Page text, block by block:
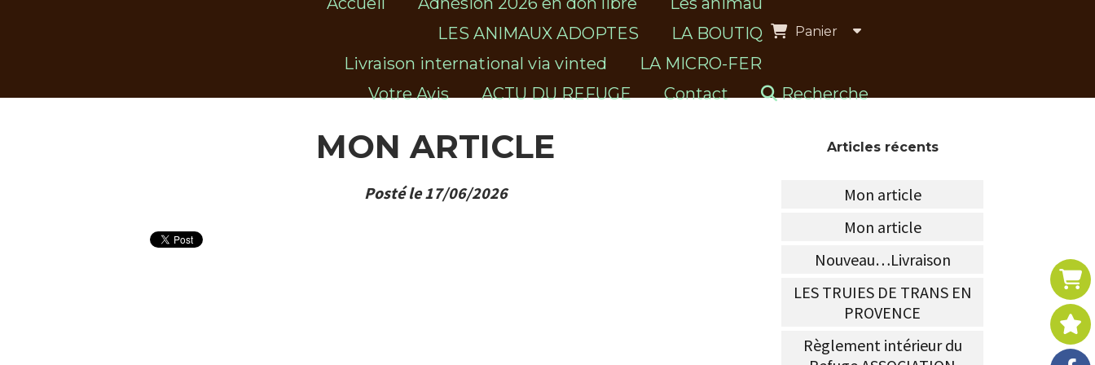
LES ANIMAUX ADOPTES
LA BOUTIQUE du refuge
Livraison international via vinted
LA MICRO-FERME
Votre Avis
ACTU DU REFUGE Contact Recherche
Panier
MON ARTICLE
Posté le 17/06/2026
Articles récents
Mon article
Mon article
Nouveau…Livraison
LES TRUIES DE TRANS EN
PROVENCE
Règlement intérieur du